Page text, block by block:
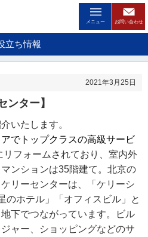
メニュー お問い合わせ
立ち情報
2021年3月25日
ンター】
いたします。
でトップクラスの高級サービ
リフォームされており、室内外
ンションは35階建て。北京の
リーセンターは、「ケリーシ
のホテル」「オフィスビル」と
下でつながっています。ビル
ャー、ショッピングなどのサ